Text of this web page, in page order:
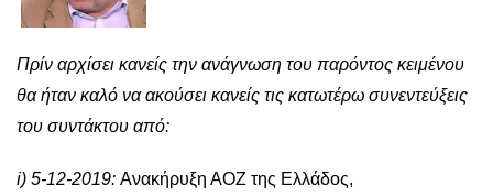
Πρίν αρχίσει κανείς την ανάγνωση του παρόντος κειμένου
θα ήταν καλό να ακούσει κανείς τις κατωτέρω συνεντεύξεις
του συντάκτου από:
i) 5-12-2019: Ανακήρυξη ΑΟΖ της Ελλάδος,